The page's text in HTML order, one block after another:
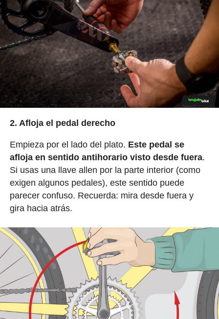
2. Afloja el pedal derecho
Empieza por el lado del plato. Este pedal se
afloja en sentido antihorario visto desde fuera.
Si usas una llave allen por la parte interior (como
exigen algunos pedales), este sentido puede
parecer confuso. Recuerda: mira desde fuera y
gira hacia atrás.